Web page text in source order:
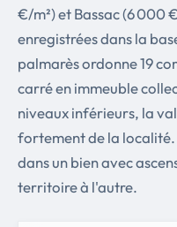
€/m²) et Bassac (6 000
enregistrées dans la
palmarès ordonne 19
carré en immeuble
niveaux inférieurs, la
fortement de la
dans un bien avec
territoire à l'autre.